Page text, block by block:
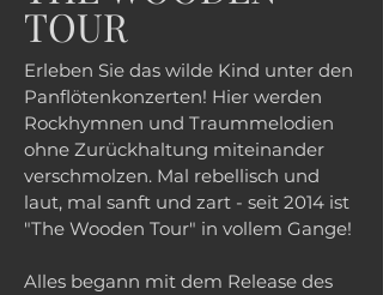
TOUR
Erleben Sie das wilde Kind unter den
Panflötenkonzerten! Hier werden
Rockhymnen und Traummelodien
ohne Zurückhaltung miteinander
verschmolzen. Mal rebellisch und
laut, mal sanft und zart - seit 2014 ist
"The Wooden Tour" in vollem Gange!
Alles begann mit dem Release des